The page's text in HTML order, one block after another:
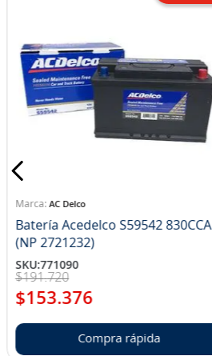
AC Delco
Batería Acedelco S59542 830CCA
(NP 2721232)
SKU:771090
$191.720
$153.376
Compra rápida